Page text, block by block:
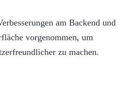
am Backend und
vorgenommen, um
zu machen.